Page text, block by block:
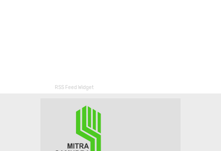
RSS Feed Widget